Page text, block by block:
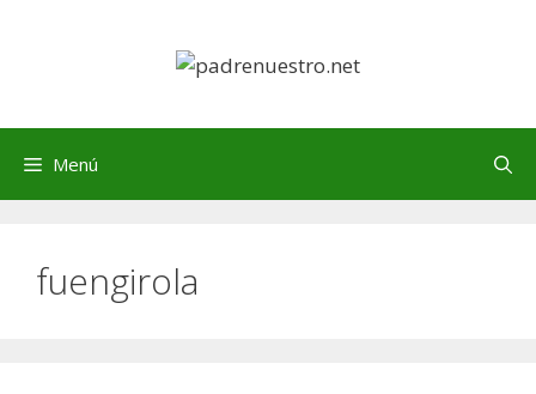
Menú
fuengirola